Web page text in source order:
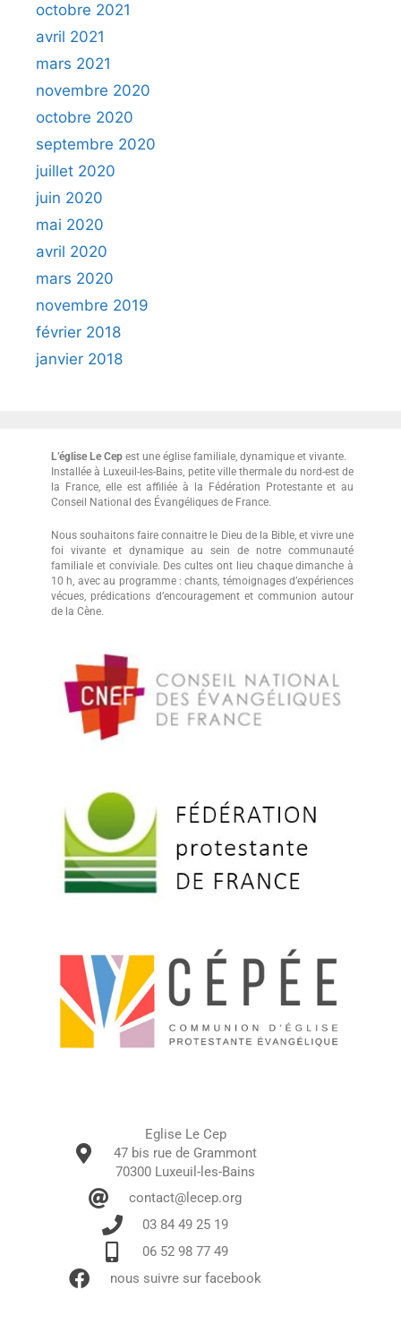
octobre 2021
avril 2021
mars 2021
novembre 2020
octobre 2020
septembre 2020
juillet 2020
juin 2020
mai 2020
avril 2020
mars 2020
novembre 2019
février 2018
janvier 2018
L’église Le Cep est une église familiale, dynamique et vivante.
Installée à Luxeuil-les-Bains, petite ville thermale du nord-est de
la France, elle est affiliée à la Fédération Protestante et au
Conseil National des Évangéliques de France.
Nous souhaitons faire connaitre le Dieu de la Bible, et vivre une
foi vivante et dynamique au sein de notre communauté
familiale et conviviale. Des cultes ont lieu chaque dimanche à
10 h, avec au programme : chants, témoignages d’expériences
vécues, prédications d’encouragement et communion autour
de la Cène.
Eglise Le Cep
47 bis rue de Grammont
70300 Luxeuil-les-Bains
contact@lecep.org
03 84 49 25 19
06 52 98 77 49
nous suivre sur facebook